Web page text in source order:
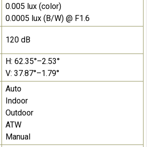
0.005 lux (color)
0.0005 lux (B/W) @ F1.6
120 dB
H: 62.35°–2.53°
V: 37.87°–1.79°
Auto
Indoor
Outdoor
ATW
Manual